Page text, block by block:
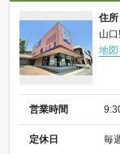
住所
山
地図
営業時間
定休日 毎